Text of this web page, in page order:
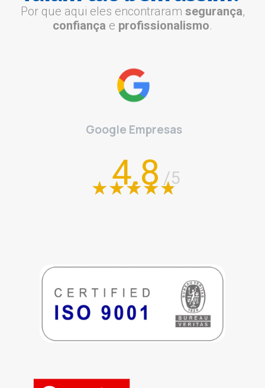
Por que aqui eles encontraram segurança,
confiança e profissionalismo.
Google Empresas
4.8 /5
★★★★★